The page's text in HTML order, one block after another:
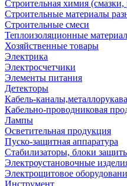
Строительная химия
Строительные материалы
Строительные смеси
Теплоизоляционные
Хозяйственные товары
Электрика
Электросчетчики
Элементы питания
Детекторы
Кабель-
Кабельно-проводниковая
Лампы
Осветительная продукция
Пуско-защитная аппаратура
Стабилизаторы, блоки
Электроустановочные
Электрощитовое
Инструмент